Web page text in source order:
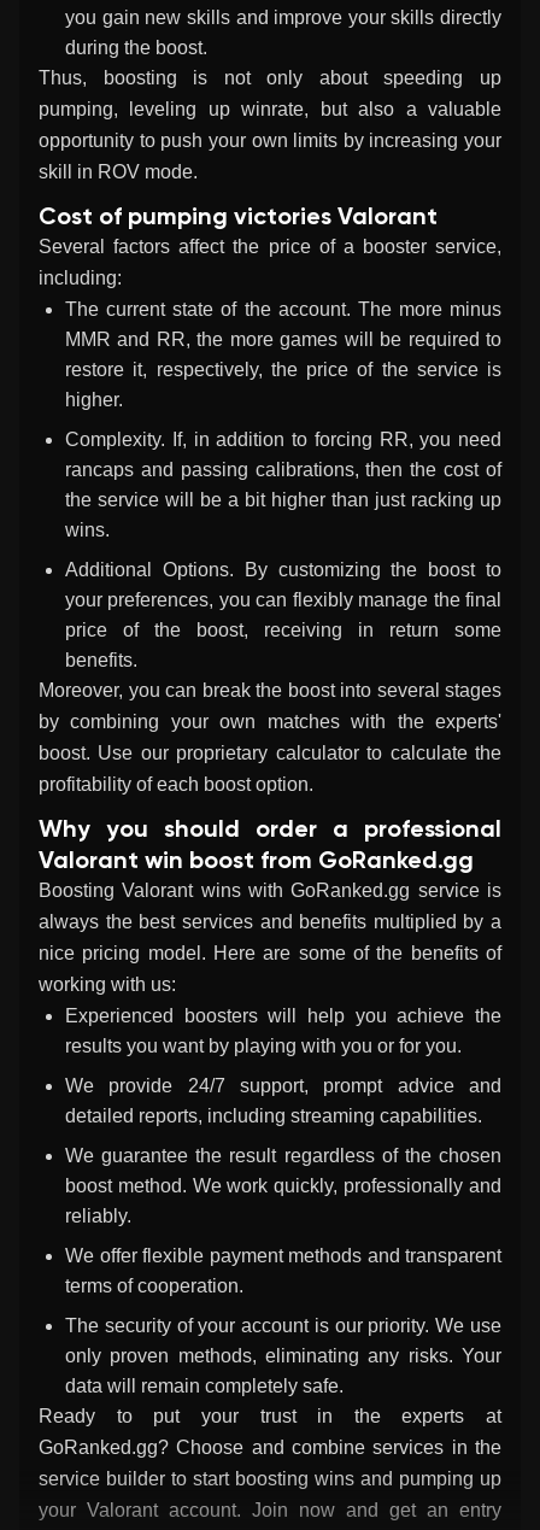
you gain new skills and improve your skills directly
during the boost.
Thus, boosting is not only about speeding up
pumping, leveling up winrate, but also a valuable
opportunity to push your own limits by increasing your
skill in ROV mode.
Cost of pumping victories Valorant
Several factors affect the price of a booster service,
including:
The current state of the account. The more minus
MMR and RR, the more games will be required to
restore it, respectively, the price of the service is
higher.
Complexity. If, in addition to forcing RR, you need
rancaps and passing calibrations, then the cost of
the service will be a bit higher than just racking up
wins.
Additional Options. By customizing the boost to
your preferences, you can flexibly manage the final
price of the boost, receiving in return some
benefits.
Moreover, you can break the boost into several stages
by combining your own matches with the experts'
boost. Use our proprietary calculator to calculate the
profitability of each boost option.
Why you should order a professional
Valorant win boost from GoRanked.gg
Boosting Valorant wins with GoRanked.gg service is
always the best services and benefits multiplied by a
nice pricing model. Here are some of the benefits of
working with us:
Experienced boosters will help you achieve the
results you want by playing with you or for you.
We provide 24/7 support, prompt advice and
detailed reports, including streaming capabilities.
We guarantee the result regardless of the chosen
boost method. We work quickly, professionally and
reliably.
We offer flexible payment methods and transparent
terms of cooperation.
The security of your account is our priority. We use
only proven methods, eliminating any risks. Your
data will remain completely safe.
Ready to put your trust in the experts at
GoRanked.gg? Choose and combine services in the
service builder to start boosting wins and pumping up
your Valorant account. Join now and get an entry